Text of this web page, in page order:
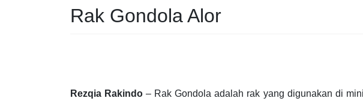
Rak Gondola Alor
Rezqia Rakindo – Rak Gondola adalah rak yang digunakan di